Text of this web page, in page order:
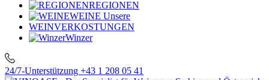
REGIONEN
WEINE Unsere
WEINVERKOSTUNGEN
Winzer
24/7-Unterstützung +43 1 208 05 41